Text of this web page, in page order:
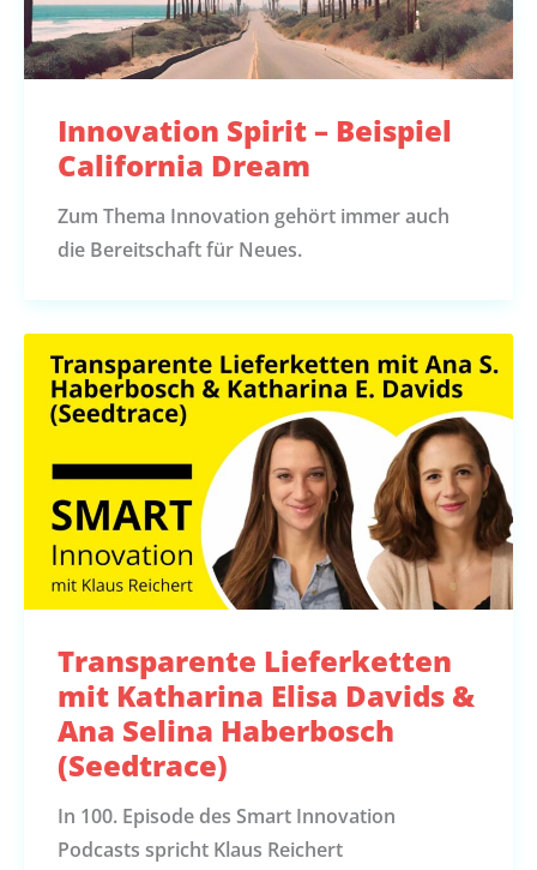
Innovation Spirit – Beispiel
California Dream
Zum Thema Innovation gehört immer auch
die Bereitschaft für Neues.
Transparente Lieferketten
mit Katharina Elisa Davids &
Ana Selina Haberbosch
(Seedtrace)
In 100. Episode des Smart Innovation
Podcasts spricht Klaus Reichert